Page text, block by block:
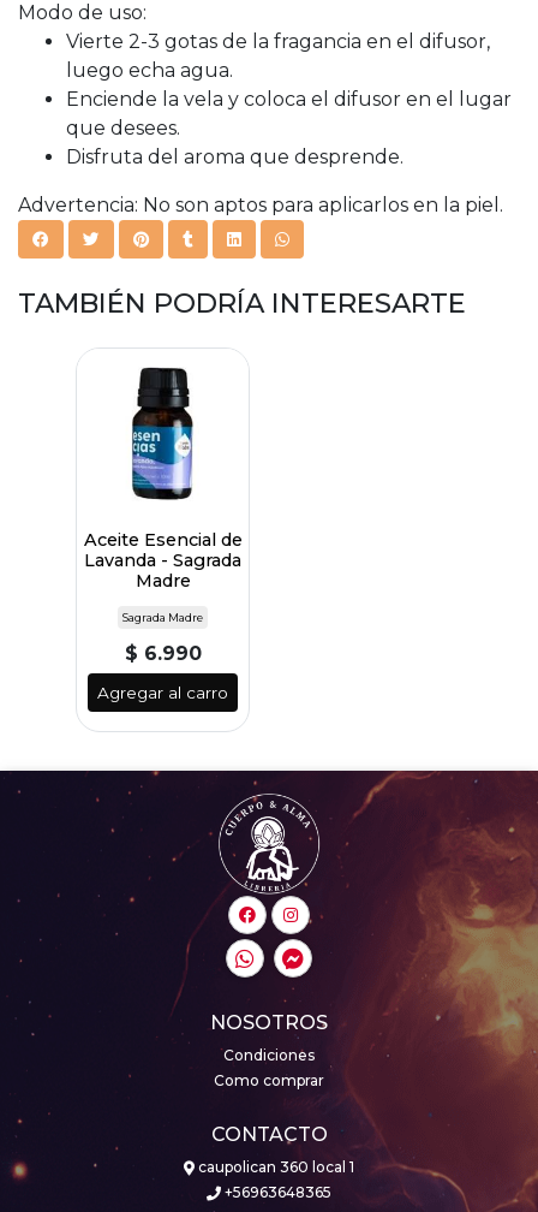
Modo de uso:
Vierte 2-3 gotas de la fragancia en el difusor,
luego echa agua.
Enciende la vela y coloca el difusor en el lugar
que desees.
Disfruta del aroma que desprende.
Advertencia: No son aptos para aplicarlos en la piel.
TAMBIÉN PODRÍA INTERESARTE
Aceite Esencial de
Lavanda - Sagrada
Madre
Sagrada Madre
$ 6.990
Agregar al carro
NOSOTROS
Condiciones
Como comprar
CONTACTO
caupolican 360 local 1
+56963648365